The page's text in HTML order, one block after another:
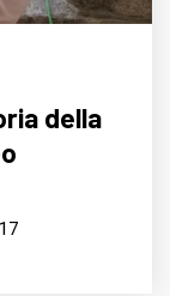
della